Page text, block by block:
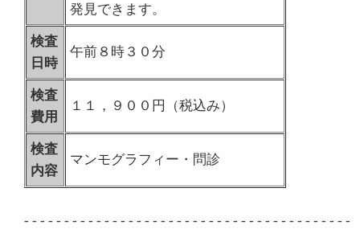
発見できます。
検査
日時
午前８時３０分
検査
費用
１１，９００円（税込み）
検査
内容
マンモグラフィー・問診
- - - - - - - - - - - - - - - - - - - - - - - - - - - - - - - - - - - - - - - - -